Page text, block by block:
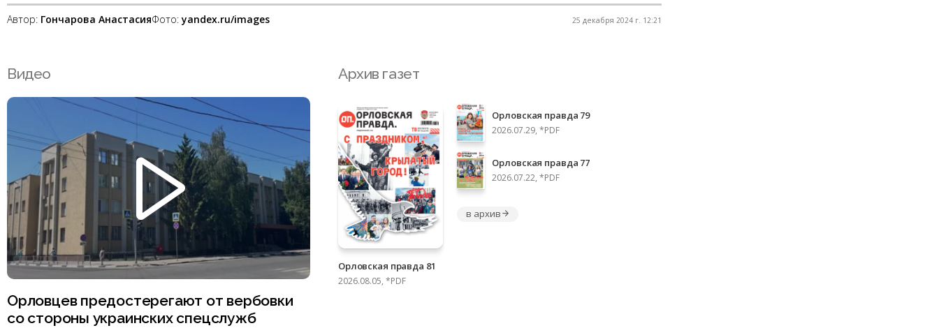
Автор: Гончарова АнастасияФото: yandex.ru/images 25 декабря 2024 г. 12:21
Видео
Орловцев предостерегают от вербовки
со стороны украинских спецслужб
Архив газет
Орловская правда 81
2026.08.05, *PDF
Орловская правда 79
2026.07.29, *PDF
Орловская правда 77
2026.07.22, *PDF
в архив